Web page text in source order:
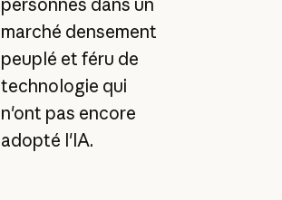
marché densement
peuplé et féru de
technologie qui
n'ont pas encore
adopté l'IA.